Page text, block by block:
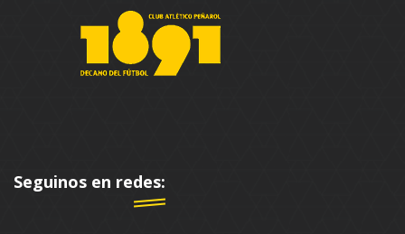
Seguinos en redes: